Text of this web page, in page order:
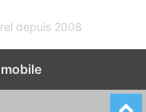
depuis 2008